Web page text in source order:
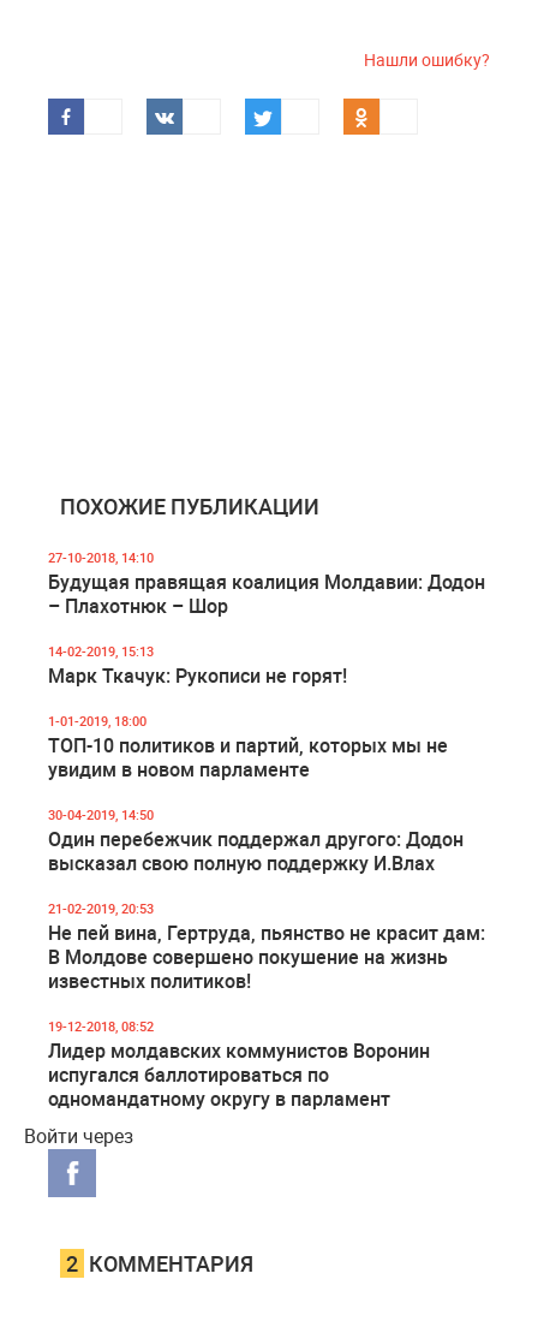
Нашли ошибку?
ПОХОЖИЕ ПУБЛИКАЦИИ
27-10-2018, 14:10
Будущая правящая коалиция Молдавии: Додон
– Плахотнюк – Шор
14-02-2019, 15:13
Марк Ткачук: Рукописи не горят!
1-01-2019, 18:00
ТОП-10 политиков и партий, которых мы не
увидим в новом парламенте
30-04-2019, 14:50
Один перебежчик поддержал другого: Додон
высказал свою полную поддержку И.Влах
21-02-2019, 20:53
Не пей вина, Гертруда, пьянство не красит дам:
В Молдове совершено покушение на жизнь
известных политиков!
19-12-2018, 08:52
Лидер молдавских коммунистов Воронин
испугался баллотироваться по
одномандатному округу в парламент
Войти через
2 КОММЕНТАРИЯ